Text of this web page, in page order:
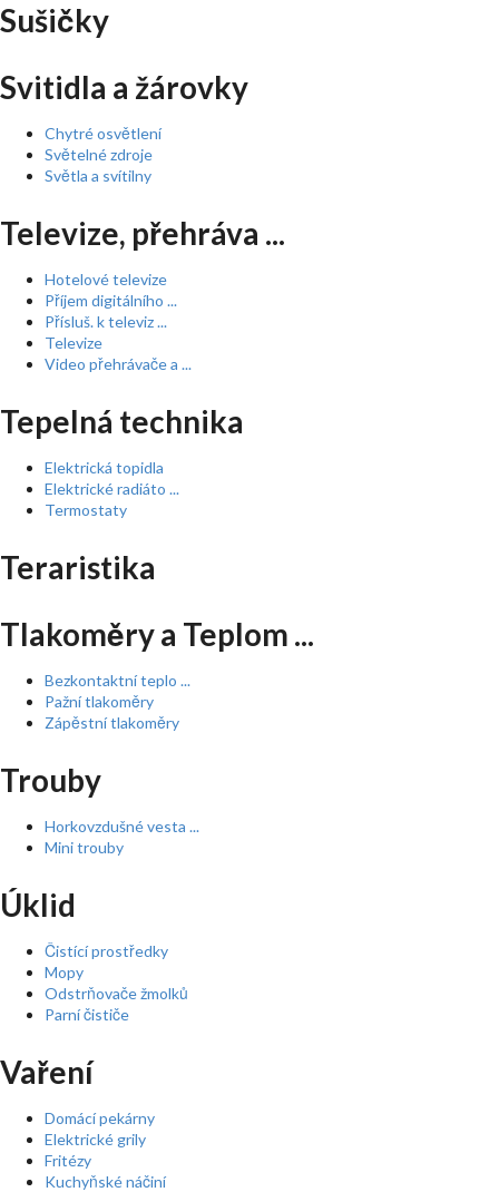
Sušičky
Svitidla a žárovky
Chytré osvětlení
Světelné zdroje
Světla a svítilny
Televize, přehráva ...
Hotelové televize
Příjem digitálního ...
Přísluš. k televiz ...
Televize
Video přehrávače a ...
Tepelná technika
Elektrická topidla
Elektrické radiáto ...
Termostaty
Teraristika
Tlakoměry a Teplom ...
Bezkontaktní teplo ...
Pažní tlakoměry
Zápěstní tlakoměry
Trouby
Horkovzdušné vesta ...
Mini trouby
Úklid
Čistící prostředky
Mopy
Odstrňovače žmolků
Parní čističe
Vaření
Domácí pekárny
Elektrické grily
Fritézy
Kuchyňské náčiní